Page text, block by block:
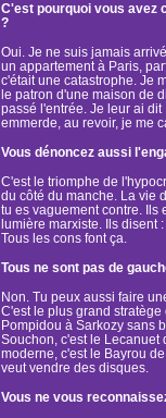
C'est pourquoi vous avez
?
Oui. Je ne suis jamais
un appartement à Paris,
c'était une catastrophe. Je
le patron d'une maison de
passé l'entrée. Je leur ai
emmerde, au revoir, je me
Vous dénoncez aussi
C'est le triomphe de
du côté du manche. La vie
tu es vaguement contre. Ils
lumière marxiste. Ils disent
Tous les cons font ça.
Tous ne sont pas de
Non. Tu peux aussi faire
C'est le plus grand
Pompidou à Sarkozy sans
Souchon, c'est le Lecanuet
moderne, c'est le Bayrou
veut vendre des disques.
Vous ne vous